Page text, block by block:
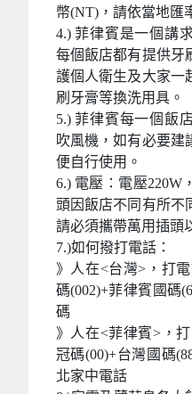
幣(NT)，請依當地匯
4.) 菲律賓是一個講
每個飯店都有提供牙
護個人衛生及大家一
刷牙膏等換洗用具。
5.) 菲律賓每一個飯
吹風機，如有必要建
便自行使用。
6.) 電壓：電壓220W
頭因飯店不同有所不
請必須攜帶萬用插頭
7.)如何撥打電話：
》人在<台灣>，打
碼(002)+菲律賓國碼
碼
》人在<菲律賓>，
冠碼(00)+台灣國碼
北家中電話